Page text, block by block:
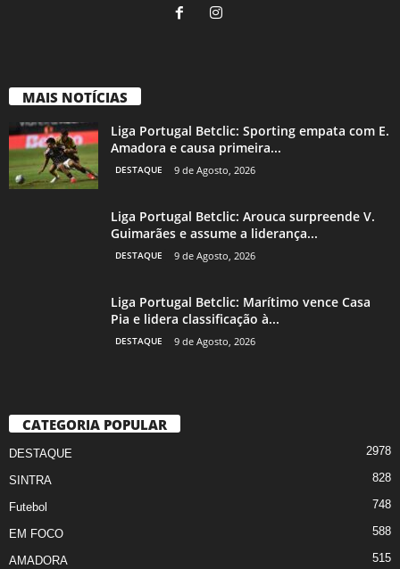
MAIS NOTÍCIAS
Liga Portugal Betclic: Sporting empata com E.
Amadora e causa primeira...
DESTAQUE 9 de Agosto, 2026
Liga Portugal Betclic: Arouca surpreende V.
Guimarães e assume a liderança...
DESTAQUE 9 de Agosto, 2026
Liga Portugal Betclic: Marítimo vence Casa
Pia e lidera classificação à...
DESTAQUE 9 de Agosto, 2026
CATEGORIA POPULAR
DESTAQUE 2978
SINTRA 828
Futebol 748
EM FOCO 588
AMADORA 515